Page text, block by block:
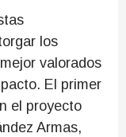
los
valorados
El primer
el proyecto
Armas,